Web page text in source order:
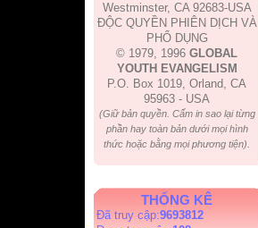
Westminster, CA 92683-USA
ĐỘC QUYỀN PHIÊN DỊCH VÀ
PHỔ DỤNG
© 1979, 1996 GLOBAL
YOUTH EVANGELISM
P.O. Box 1019, Orland, CA
95963 - USA
(Giữ bản quyền. Cấm in sao lại từng
phần hay toàn bản dưới mọi hình
thức hoặc bằng mọi phương tiện).
THỐNG KÊ
Đã truy cập:9693812